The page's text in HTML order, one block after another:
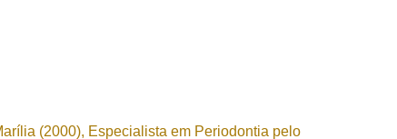
(2000), Especialista em Periodontia pelo